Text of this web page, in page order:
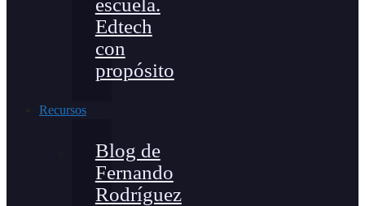
escuela.
Edtech
con
propósito
Recursos
Blog de
Fernando
Rodríguez